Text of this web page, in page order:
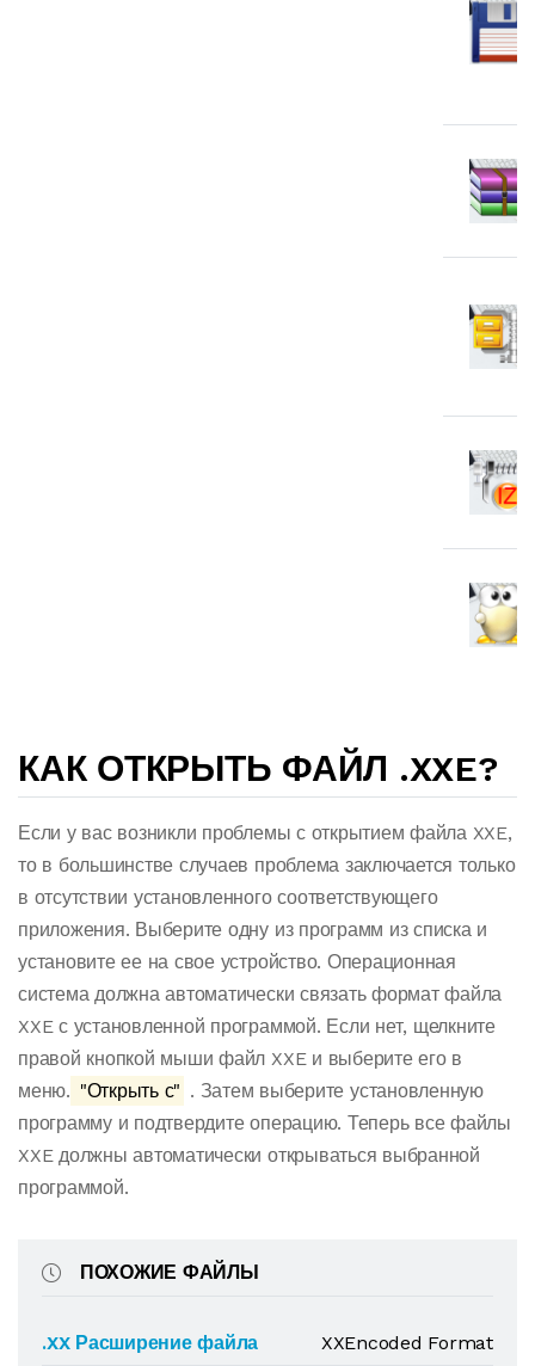
КАК ОТКРЫТЬ ФАЙЛ .XXE?
Если у вас возникли проблемы с открытием файла XXE,
то в большинстве случаев проблема заключается только
в отсутствии установленного соответствующего
приложения. Выберите одну из программ из списка и
установите ее на свое устройство. Операционная
система должна автоматически связать формат файла
XXE с установленной программой. Если нет, щелкните
правой кнопкой мыши файл XXE и выберите его в
меню. "Открыть с" . Затем выберите установленную
программу и подтвердите операцию. Теперь все файлы
XXE должны автоматически открываться выбранной
программой.
ПОХОЖИЕ ФАЙЛЫ
.XX Расширение файла
XXEncoded Format